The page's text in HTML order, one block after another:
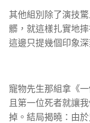
其他組別除了演技
髒，就這樣扎實地
這邊只提幾個印象深
寵物先生那組拿《
且第一位死者就讓
掉。結局揭曉：由